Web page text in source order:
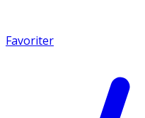
Favoriter